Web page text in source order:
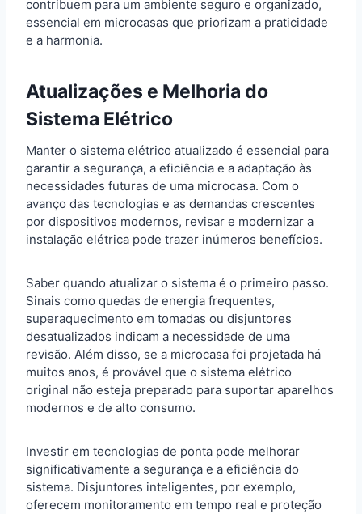
contribuem para um ambiente seguro e organizado,
essencial em microcasas que priorizam a praticidade
e a harmonia.
Atualizações e Melhoria do
Sistema Elétrico
Manter o sistema elétrico atualizado é essencial para
garantir a segurança, a eficiência e a adaptação às
necessidades futuras de uma microcasa. Com o
avanço das tecnologias e as demandas crescentes
por dispositivos modernos, revisar e modernizar a
instalação elétrica pode trazer inúmeros benefícios.
Saber quando atualizar o sistema é o primeiro passo.
Sinais como quedas de energia frequentes,
superaquecimento em tomadas ou disjuntores
desatualizados indicam a necessidade de uma
revisão. Além disso, se a microcasa foi projetada há
muitos anos, é provável que o sistema elétrico
original não esteja preparado para suportar aparelhos
modernos e de alto consumo.
Investir em tecnologias de ponta pode melhorar
significativamente a segurança e a eficiência do
sistema. Disjuntores inteligentes, por exemplo,
oferecem monitoramento em tempo real e proteção